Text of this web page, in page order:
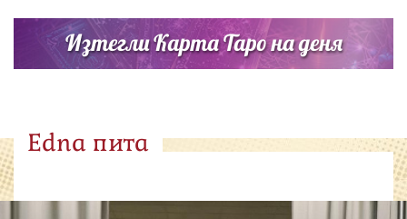
Изтегли Карта Таро на деня
Edna пита